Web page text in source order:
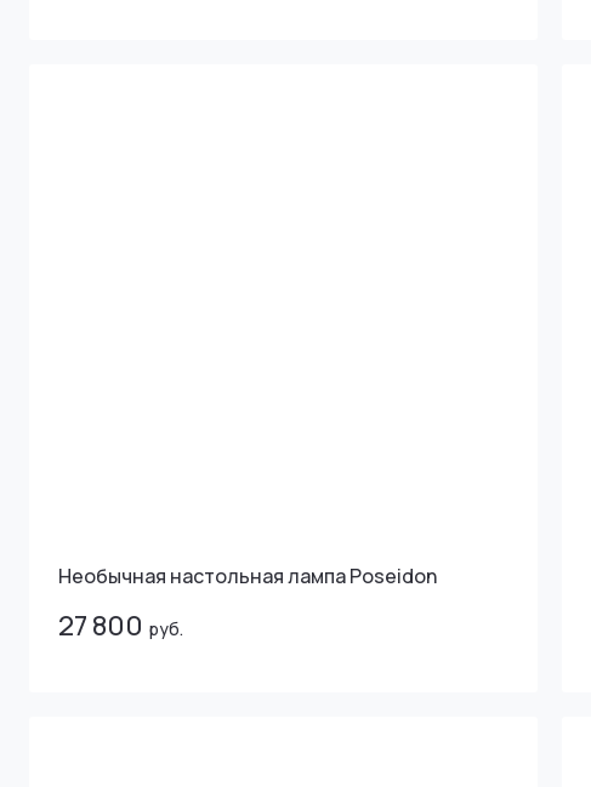
Необычная настольная лампа Poseidon
27 800 руб.